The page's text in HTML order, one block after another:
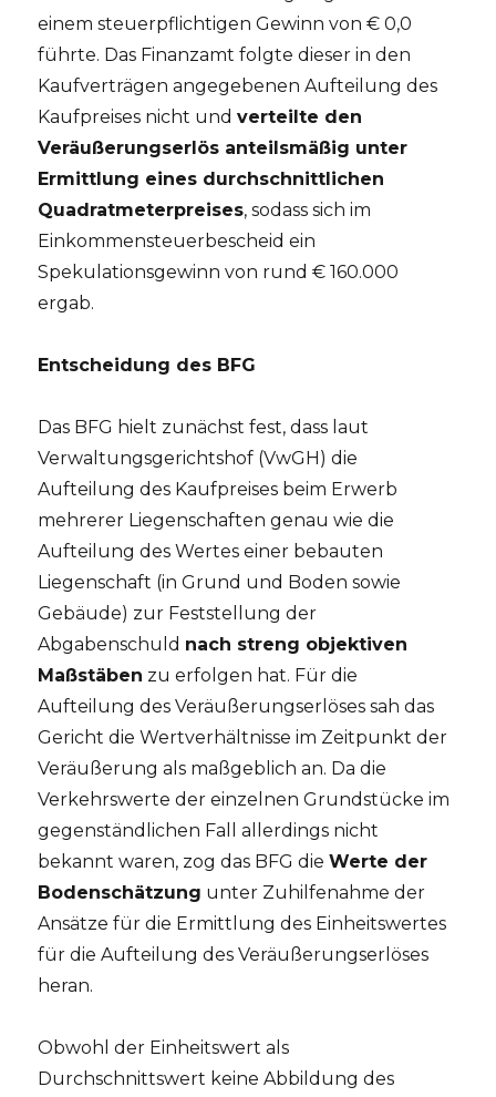
einem steuerpflichtigen Gewinn von € 0,0
führte. Das Finanzamt folgte dieser in den
Kaufverträgen angegebenen Aufteilung des
Kaufpreises nicht undverteilte den
Veräußerungserlös anteilsmäßig unter
Ermittlung eines durchschnittlichen
Quadratmeterpreises, sodass sich im
Einkommensteuerbescheid ein
Spekulationsgewinn von rund € 160.000
ergab.
Entscheidung des BFG
Das BFG hielt zunächst fest, dass laut
Verwaltungsgerichtshof (VwGH) die
Aufteilung des Kaufpreises beim Erwerb
mehrerer Liegenschaften genau wie die
Aufteilung des Wertes einer bebauten
Liegenschaft (in Grund und Boden sowie
Gebäude) zur Feststellung der
Abgabenschuld nach streng objektiven
Maßstäben zu erfolgen hat. Für die
Aufteilung des Veräußerungserlöses sah das
Gericht die Wertverhältnisse im Zeitpunkt der
Veräußerung als maßgeblich an. Da die
Verkehrswerte der einzelnen Grundstücke im
gegenständlichen Fall allerdings nicht
bekannt waren, zog das BFG dieWerte der
Bodenschätzung unter Zuhilfenahme der
Ansätze für die Ermittlung des Einheitswertes
für die Aufteilung des Veräußerungserlöses
heran.
Obwohl der Einheitswert als
Durchschnittswert keine Abbildung des